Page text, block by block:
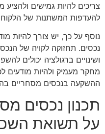
צריכים להיות גמישים
להעדפות המשתנות של
נוסף על כך, יש צורך להיות
נכסים. תחזוקה לקויה של
ושינויים ברגולציה יכולים
מחקר מעמיק ולהיות מודעים
ההשקעה בנכסים מסחריים
תכנון נכסים
על תשואת